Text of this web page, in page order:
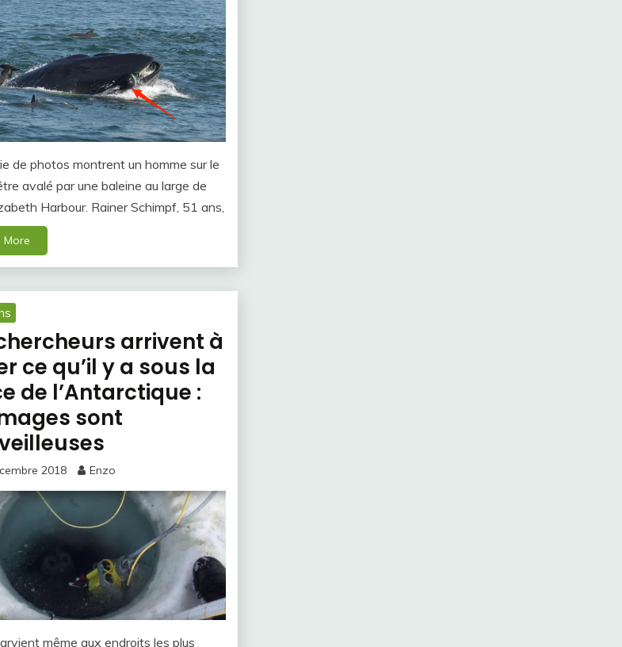
de photos montrent un homme sur le
avalé par une baleine au large de
Harbour. Rainer Schimpf, 51 ans,
More
arrivent à
ce qu’il y a sous la
de l’Antarctique :
sont
2018 Enzo
même aux endroits les plus